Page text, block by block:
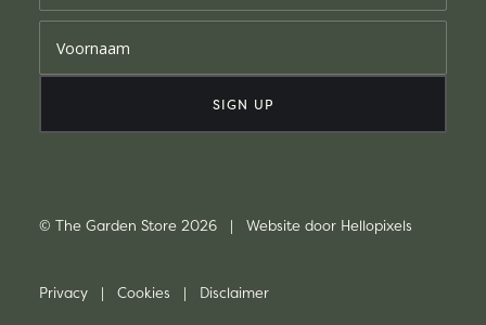
© The Garden Store 2026 | Website door Hellopixels
Privacy | Cookies | Disclaimer